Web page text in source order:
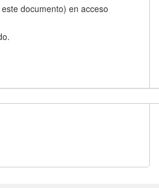
documento) en acceso